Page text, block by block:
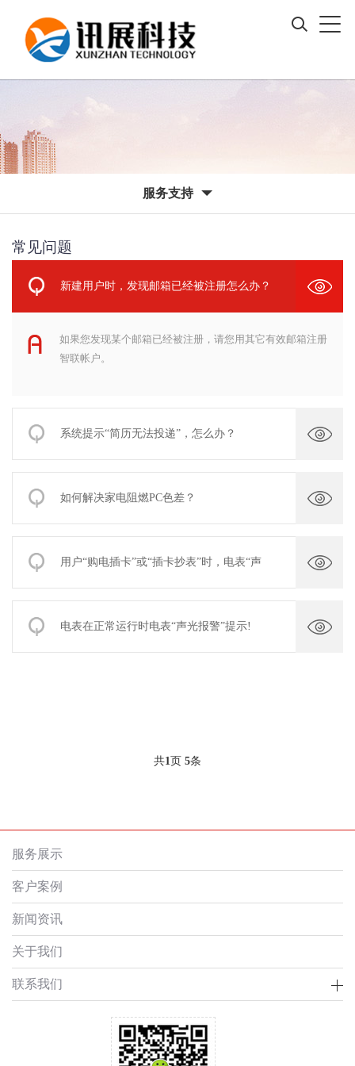
服务支持
常见问题
新建用户时，发现邮箱已经被注册怎么办？
如果您发现某个邮箱已经被注册，请您用其它有效邮箱注册
智联帐户。
系统提示“简历无法投递”，怎么办？
如何解决家电阻燃PC色差？
用户“购电插卡”或“插卡抄表”时，电表“声
电表在正常运行时电表“声光报警”提示!
共1页 5条
服务展示
客户案例
新闻资讯
关于我们
联系我们